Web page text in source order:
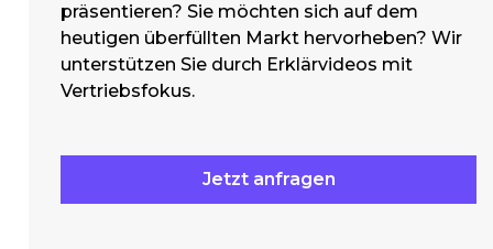
präsentieren? Sie möchten sich auf dem
heutigen überfüllten Markt hervorheben? Wir
unterstützen Sie durch Erklärvideos mit
Vertriebsfokus.
Jetzt anfragen